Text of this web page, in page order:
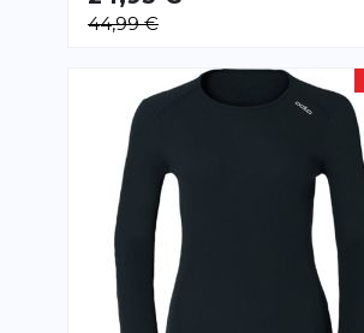
VERFÜGBAR
XS
44,99 €